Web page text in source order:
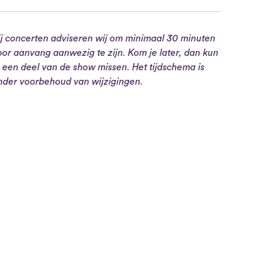
concerten adviseren wij om minimaal 30 minuten
aanvang aanwezig te zijn. Kom je later, dan kun
een deel van de show missen. Het tijdschema is
voorbehoud van wijzigingen.